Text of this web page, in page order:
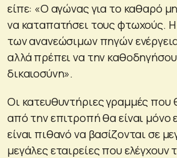
είπε: «Ο αγώνας για το καθαρό
να καταπατήσει τους φτωχούς.
των ανανεώσιμων πηγών
αλλά πρέπει να την
δικαιοσύνη».
Οι κατευθυντήριες γραμμές που
από την επιτροπή θα είναι μόνο
είναι πιθανό να βασίζονται σε
μεγάλες εταιρείες που ελέγχουν